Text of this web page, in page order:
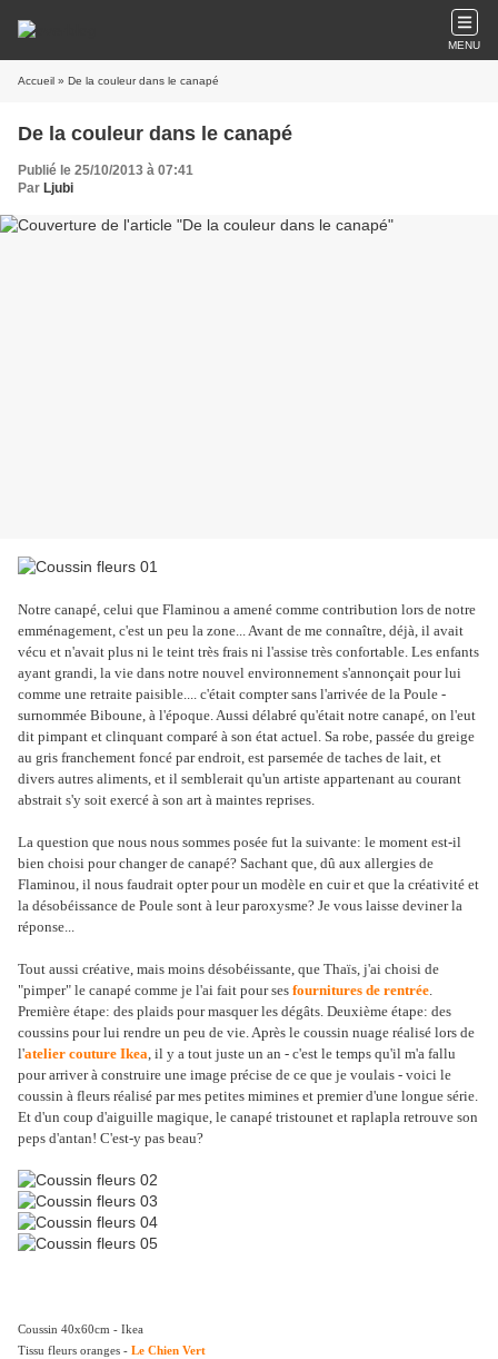
MENU
Accueil » De la couleur dans le canapé
De la couleur dans le canapé
Publié le 25/10/2013 à 07:41
Par Ljubi
Notre canapé, celui que Flaminou a amené comme contribution lors de notre
emménagement, c'est un peu la zone... Avant de me connaître, déjà, il avait
vécu et n'avait plus ni le teint très frais ni l'assise très confortable. Les enfants
ayant grandi, la vie dans notre nouvel environnement s'annonçait pour lui
comme une retraite paisible.... c'était compter sans l'arrivée de la Poule -
surnommée Biboune, à l'époque. Aussi délabré qu'était notre canapé, on l'eut
dit pimpant et clinquant comparé à son état actuel. Sa robe, passée du greige
au gris franchement foncé par endroit, est parsemée de taches de lait, et
divers autres aliments, et il semblerait qu'un artiste appartenant au courant
abstrait s'y soit exercé à son art à maintes reprises.
La question que nous nous sommes posée fut la suivante: le moment est-il
bien choisi pour changer de canapé? Sachant que, dû aux allergies de
Flaminou, il nous faudrait opter pour un modèle en cuir et que la créativité et
la désobéissance de Poule sont à leur paroxysme? Je vous laisse deviner la
réponse...
Tout aussi créative, mais moins désobéissante, que Thaïs, j'ai choisi de
"pimper" le canapé comme je l'ai fait pour ses fournitures de rentrée.
Première étape: des plaids pour masquer les dégâts. Deuxième étape: des
coussins pour lui rendre un peu de vie. Après le coussin nuage réalisé lors de
l'atelier couture Ikea, il y a tout juste un an - c'est le temps qu'il m'a fallu
pour arriver à construire une image précise de ce que je voulais - voici le
coussin à fleurs réalisé par mes petites mimines et premier d'une longue série.
Et d'un coup d'aiguille magique, le canapé tristounet et raplapla retrouve son
peps d'antan! C'est-y pas beau?
Coussin 40x60cm - Ikea
Tissu fleurs oranges - Le Chien Vert